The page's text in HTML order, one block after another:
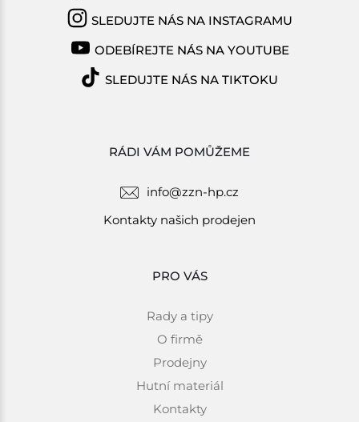
RÁDI VÁM POMŮŽEME
info@zzn-hp.cz
Kontakty našich prodejen
PRO VÁS
Rady a tipy
O firmě
Prodejny
Hutní materiál
Kontakty
SLEDUJTE NÁS NA INSTAGRAMU
ODEBÍREJTE NÁS NA YOUTUBE
SLEDUJTE NÁS NA TIKTOKU